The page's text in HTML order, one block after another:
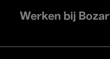
Werken bij Bozar